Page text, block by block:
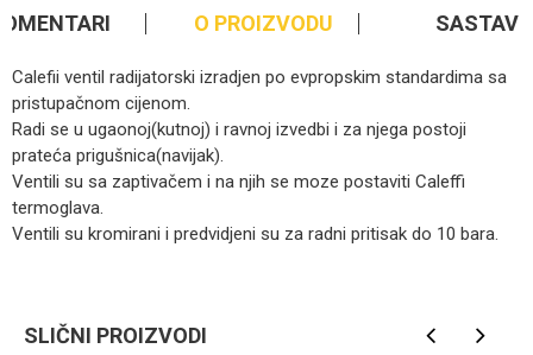
O PROIZVODU SASTAV
Calefii ventil radijatorski izradjen po evpropskim standardima sa
pristupačnom cijenom.
Radi se u ugaonoj(kutnoj) i ravnoj izvedbi i za njega postoji
prateća prigušnica(navijak).
Ventili su sa zaptivačem i na njih se moze postaviti Caleffi
termoglava.
Ventili su kromirani i predvidjeni su za radni pritisak do 10 bara.
SLIČNI PROIZVODI